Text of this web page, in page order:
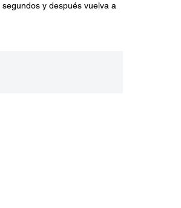
y después vuelva a